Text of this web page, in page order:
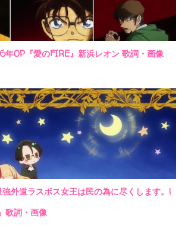
OP『愛のFIRE』新浜レオン 歌詞・画像
外道ラスボス女王は民の為に尽くします。|
歌詞・画像